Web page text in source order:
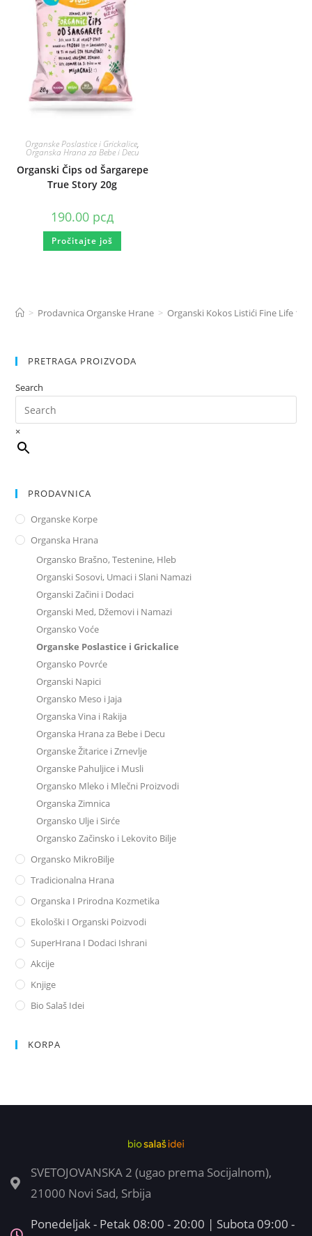
Organske Poslastice i Grickalice,
Organska Hrana za Bebe i Decu
Organski Čips od Šargarepe
True Story 20g
190.00 рсд
Pročitajte još
> Prodavnica Organske Hrane > Organski Kokos Listići Fine Life
PRETRAGA PROIZVODA
Search
×
PRODAVNICA
Organske Korpe
Organska Hrana
Organsko Brašno, Testenine, Hleb
Organski Sosovi, Umaci i Slani Namazi
Organski Začini i Dodaci
Organski Med, Džemovi i Namazi
Organsko Voće
Organske Poslastice i Grickalice
Organsko Povrće
Organski Napici
Organsko Meso i Jaja
Organska Vina i Rakija
Organska Hrana za Bebe i Decu
Organske Žitarice i Zrnevlje
Organske Pahuljice i Musli
Organsko Mleko i Mlečni Proizvodi
Organska Zimnica
Organsko Ulje i Sirće
Organsko Začinsko i Lekovito Bilje
Organsko MikroBilje
Tradicionalna Hrana
Organska I Prirodna Kozmetika
Ekološki I Organski Poizvodi
SuperHrana I Dodaci Ishrani
Akcije
Knjige
Bio Salaš Idei
KORPA
SVETOJOVANSKA 2 (ugao prema Socijalnom),
21000 Novi Sad, Srbija
Ponedeljak - Petak 08:00 - 20:00 | Subota 09:00 -